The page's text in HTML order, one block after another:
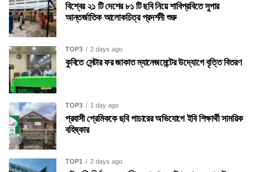
বিশ্বের ২১ টি দেশের ৮১ টি ছবি নিয়ে শাবিপ্রবিতে সুপার
আন্তর্জাতিক আলোকচিত্র প্রদর্শনী শুরু
TOP3 2 days ago
কুবিতে সেন্টার ফর জাকাত ম্যানেজমেন্টের উদ্যোগে বৃত্তি বিতরণ
TOP3 1 day ago
প্রবাসী প্রেমিককে ছবি পাচারের অভিযোগে ইবি শিক্ষার্থী সাময়িক
বহিষ্কার
TOP1 2 days ago